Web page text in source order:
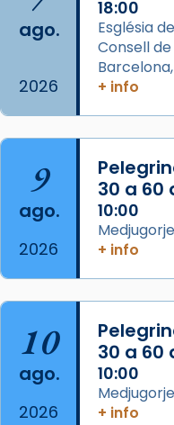
2 weeks ago
Aquest dilluns, 27
missa d’acció
comitè
L’arquebisbe de
Josep Omella, ha
concelebrat el
Mons. David
📸 Dr. G. Simón
Foto
Arquebisbat
2 weeks ago
Memòria de les
ago.
2026
18:00
Església
Consell
+ info
9
ago.
2026
30 a 60
10:00
+ info
10
ago.
2026
30 a 60
10:00
+ info